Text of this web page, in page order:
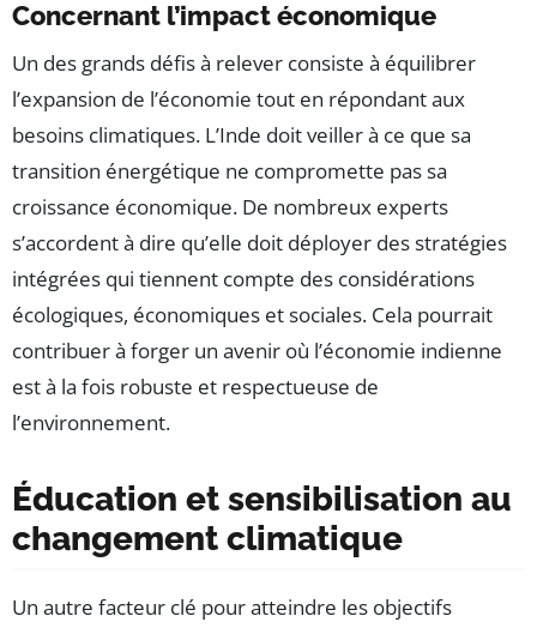
Concernant l’impact économique
Un des grands défis à relever consiste à équilibrer
l’expansion de l’économie tout en répondant aux
besoins climatiques. L’Inde doit veiller à ce que sa
transition énergétique ne compromette pas sa
croissance économique. De nombreux experts
s’accordent à dire qu’elle doit déployer des stratégies
intégrées qui tiennent compte des considérations
écologiques, économiques et sociales. Cela pourrait
contribuer à forger un avenir où l’économie indienne
est à la fois robuste et respectueuse de
l’environnement.
Éducation et sensibilisation au
changement climatique
Un autre facteur clé pour atteindre les objectifs